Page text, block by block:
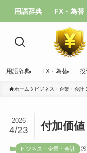
用語辞典 FX・為替
用語辞典 FX・為替
ホーム ビジネス・企業・会計
付加価値
2026
4/23
ビジネス・企業・会計